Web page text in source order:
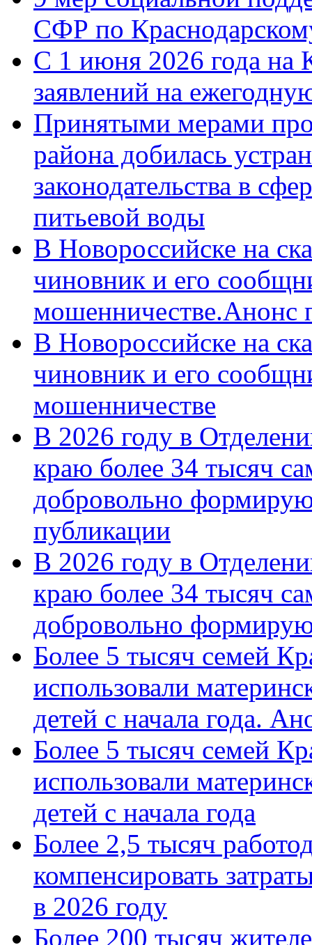
СФР по
С 1 июня 2026 года на
заявлений на
Принятыми мерами
района добилась
законодательства в
питьевой воды
В Новороссийске на
чиновник и его
мошенничестве.Анонс
В Новороссийске на
чиновник и его
мошенничестве
В 2026 году в
краю более 34 тысяч
добровольно
публикации
В 2026 году в
краю более 34 тысяч
добровольно
Более 5 тысяч семей
использовали
детей с начала года.
Более 5 тысяч семей
использовали
детей с начала года
Более 2,5 тысяч
компенсировать
в 2026 году
Более 200 тысяч